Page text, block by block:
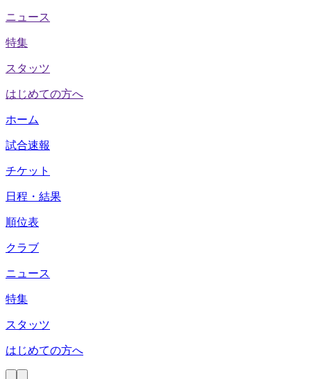
ニュース
特集
スタッツ
はじめての方へ
ホーム
試合速報
チケット
日程・結果
順位表
クラブ
ニュース
特集
スタッツ
はじめての方へ